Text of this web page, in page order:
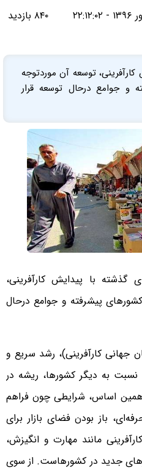
۸۴۰ بازدید
توسعه آن موردتوجه
و جوامع درحال توسعه قرار
با پیدایش کارآفرینی،
پیشرفته و جوامع درحال
جهانی کارآفرینی)، رشد سریع و
به دیگر کشورها، ریشه در
همین اساس، شرایطی چون فراهم
باز بودن فضای بازار برای
مانند مهارت و انگیزش،
جدید در کشورهاست. از سوی